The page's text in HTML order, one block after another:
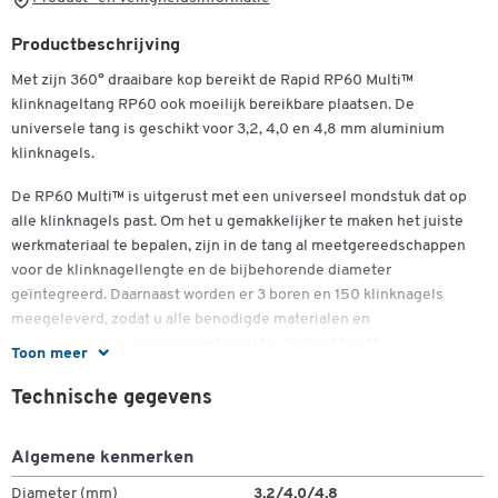
Toon meer
Productbeschrijving
Met zijn 360° draaibare kop bereikt de Rapid RP60 Multi™
klinknageltang RP60 ook moeilijk bereikbare plaatsen. De
universele tang is geschikt voor 3,2, 4,0 en 4,8 mm aluminium
klinknagels.
De RP60 Multi™ is uitgerust met een universeel mondstuk dat op
alle klinknagels past. Om het u gemakkelijker te maken het juiste
werkmateriaal te bepalen, zijn in de tang al meetgereedschappen
voor de klinknagellengte en de bijbehorende diameter
geïntegreerd. Daarnaast worden er 3 boren en 150 klinknagels
meegeleverd, zodat u alle benodigde materialen en
gereedschappen voor uw werk snel bij de hand heeft.
Rapid’s RP60 klinknageltang, gemaakt van staal en gegoten
aluminium Multi™, stelt u in staat om alle klinknagelbewerkingen
vervangen. De RP60 Multi™ vermindert zo het gewicht en de
omtrek van uw gereedschapskist. Bovendien bespaart u tijd omdat
Technische gegevens
Algemene kenmerken
Diameter (mm) 3,2/4,0/4,8
Dubbelklik om in te zoomen